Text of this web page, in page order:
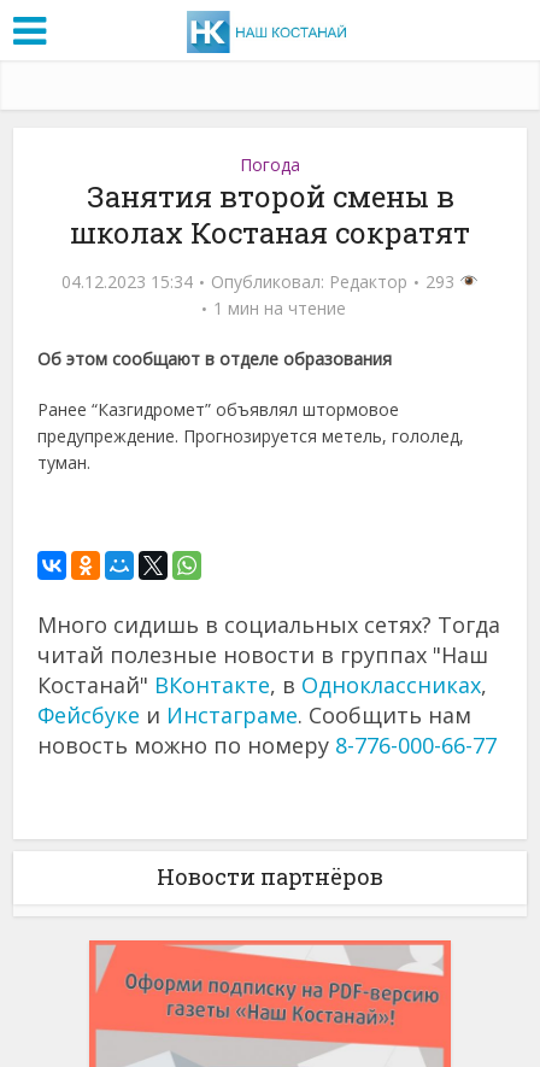
Погода
Занятия второй смены в
школах Костаная сократят
04.12.2023 15:34 Опубликовал: Редактор
293
1 мин на чтение
Об этом сообщают в отделе образования
Ранее “Казгидромет” объявлял штормовое
предупреждение. Прогнозируется метель, гололед,
туман.
Много сидишь в социальных сетях? Тогда
читай полезные новости в группах "Наш
Костанай" ВКонтакте, в Одноклассниках,
Фейсбуке и Инстаграме. Сообщить нам
новость можно по номеру 8-776-000-66-77
Новости партнёров